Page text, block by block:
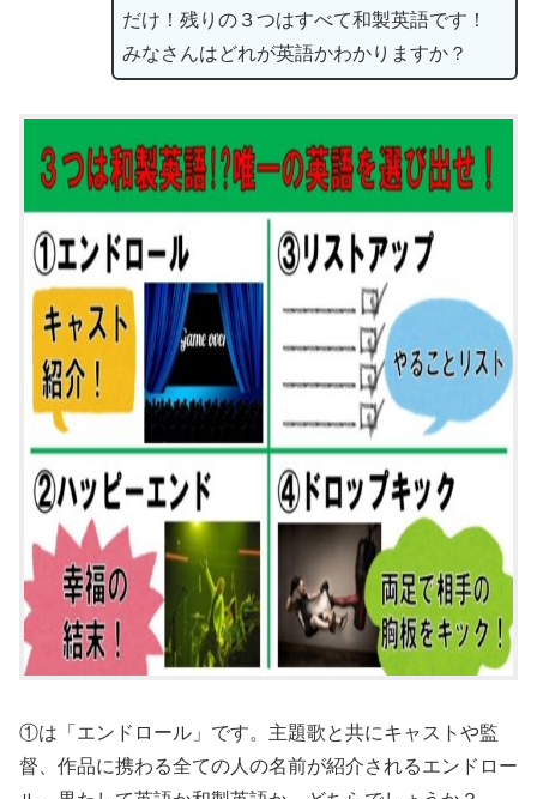
だけ！残りの３つはすべて和製英語です！
みなさんはどれが英語かわかりますか？
①は「エンドロール」です。主題歌と共にキャストや監
督、作品に携わる全ての人の名前が紹介されるエンドロー